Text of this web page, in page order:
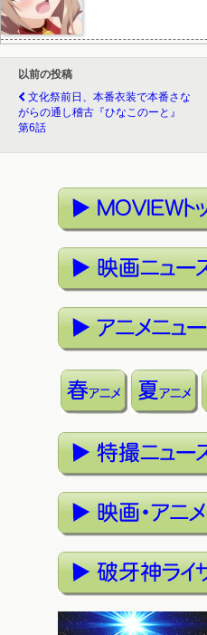
以前の投稿
文化祭前日、本番衣装で本番さな
がらの通し稽古『ひなこのーと』
第6話